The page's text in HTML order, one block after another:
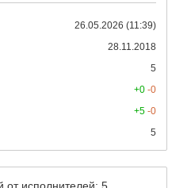
26.05.2026 (11:39)
28.11.2018
5
+0 -0
+5 -0
5